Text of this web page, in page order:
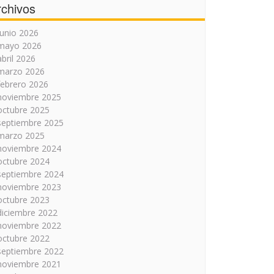
2026
2026
2026
2026
2026
2025
2025
2025
2025
2024
2024
2024
2023
2023
2022
2022
2022
2022
2021